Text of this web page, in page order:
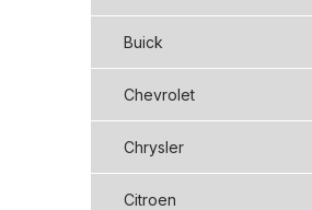
Buick
Chevrolet
Chrysler
Citroen